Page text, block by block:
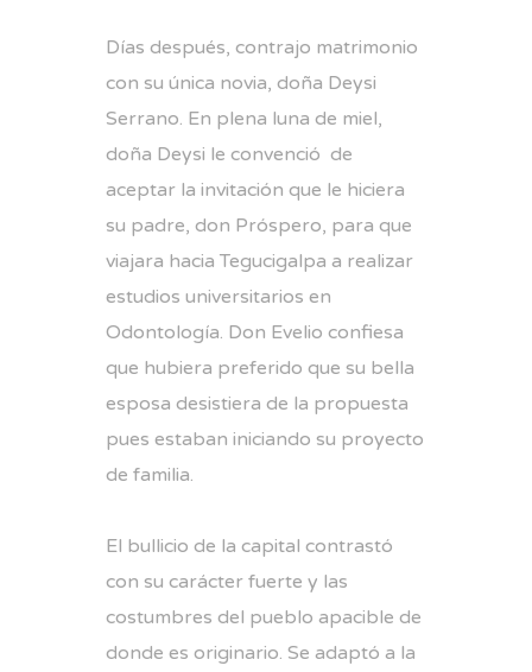
Días después, contrajo matrimonio
con su única novia, doña Deysi
Serrano. En plena luna de miel,
doña Deysi le convenció de
aceptar la invitación que le hiciera
su padre, don Próspero, para que
viajara hacia Tegucigalpa a realizar
estudios universitarios en
Odontología. Don Evelio confiesa
que hubiera preferido que su bella
esposa desistiera de la propuesta
pues estaban iniciando su proyecto
de familia.
El bullicio de la capital contrastó
con su carácter fuerte y las
costumbres del pueblo apacible de
donde es originario. Se adaptó a la